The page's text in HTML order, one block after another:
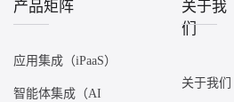
产品矩阵
应用集成（iPaaS）
智能体集成（AI
关于我
们
关于我们